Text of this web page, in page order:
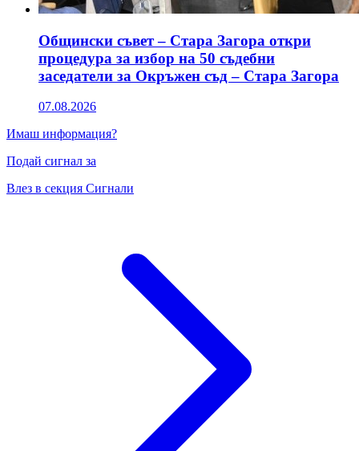
Общински съвет – Стара Загора откри
процедура за избор на 50 съдебни
заседатели за Окръжен съд – Стара Загора
07.08.2026
Имаш информация?
Подай сигнал за
Влез в секция Сигнали